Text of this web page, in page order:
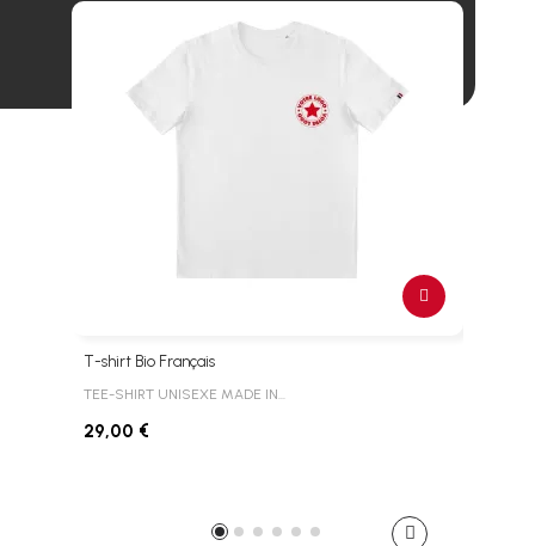
T-shirt Bio Français
TEE-SHIRT UNISEXE MADE IN…
29,00 €